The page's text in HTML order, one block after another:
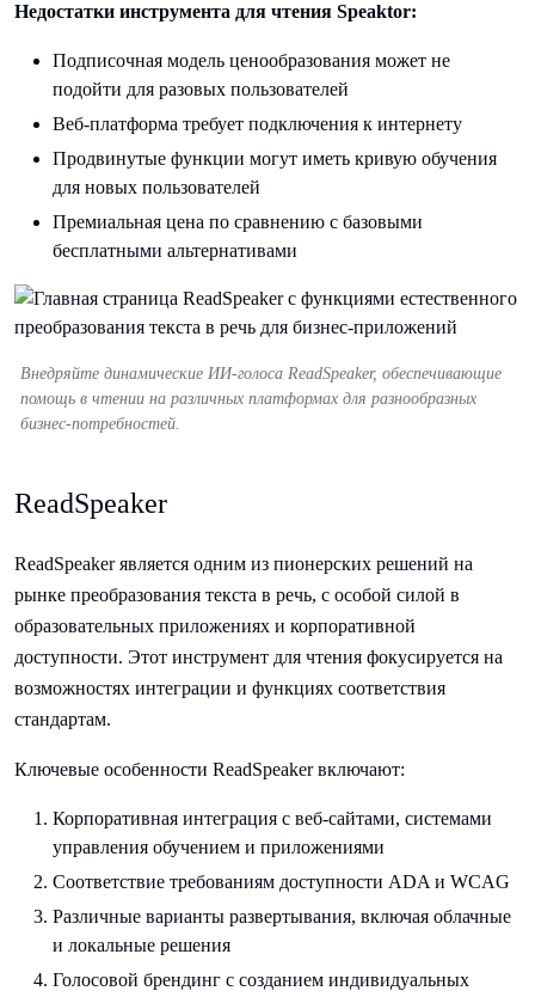
Недостатки инструмента для чтения Speaktor:
Подписочная модель ценообразования может не
подойти для разовых пользователей
Веб-платформа требует подключения к интернету
Продвинутые функции могут иметь кривую обучения
для новых пользователей
Премиальная цена по сравнению с базовыми
бесплатными альтернативами
Внедряйте динамические ИИ-голоса ReadSpeaker, обеспечивающие
помощь в чтении на различных платформах для разнообразных
бизнес-потребностей.
ReadSpeaker
ReadSpeaker является одним из пионерских решений на
рынке преобразования текста в речь, с особой силой в
образовательных приложениях и корпоративной
доступности. Этот инструмент для чтения фокусируется на
возможностях интеграции и функциях соответствия
стандартам.
Ключевые особенности ReadSpeaker включают:
Корпоративная интеграция с веб-сайтами, системами
управления обучением и приложениями
Соответствие требованиям доступности ADA и WCAG
Различные варианты развертывания, включая облачные
и локальные решения
Голосовой брендинг с созданием индивидуальных